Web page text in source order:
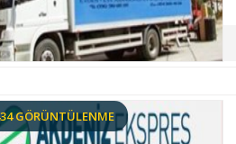
GÖRÜNTÜLENME